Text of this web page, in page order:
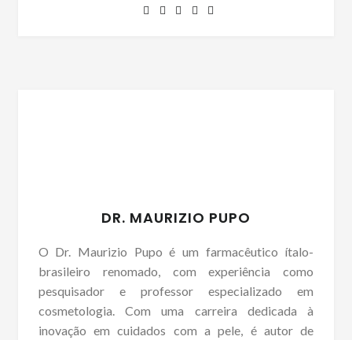
DR. MAURIZIO PUPO
O Dr. Maurizio Pupo é um farmacêutico ítalo-
brasileiro renomado, com experiência como
pesquisador e professor especializado em
cosmetologia. Com uma carreira dedicada à
inovação em cuidados com a pele, é autor de